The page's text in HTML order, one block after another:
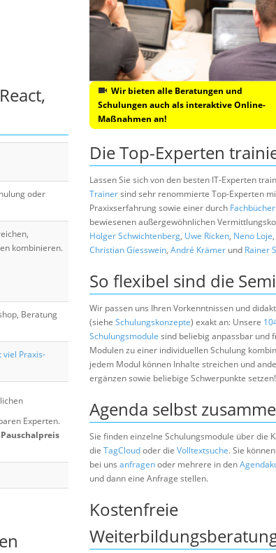
oder
kombinieren.
Beratung
Praxis-
Experten.
Wir bieten alle Beratungen und
Schulungen auch als interaktive Online-
Maßnahmen an!
Die Top-Experten
Lassen Sie sich von den besten IT-Experten
Trainersind sehr renommierte Top-Experten
Praxixserfahrung sowie einer durch Fachbücher
bewiesenen außergewöhnlichen
Holger Schwichtenberg, Uwe Ricken, Neno Loje,
Christian Giesswein, André Krämer und Rainer
So flexibel sind die
Wir passen uns Ihren Vorkenntnissen und
(siehe Schulungskonzepte) exakt an: Unsere
Schulungsmodule sind beliebig anpassbar und
Modulen zu einer individuellen Schulung
jedem Modul können Inhalte streichen und
ergänzen sowie beliebige Schwerpunkte setzen!
Agenda selbst
Sie finden einzelne Schulungsmodule über die
die TagCloudoder die Volltextsuche. Sie
bei uns anfragenoder mehrere in den
und dann eine Anfrage stellen.
Kostenfreie